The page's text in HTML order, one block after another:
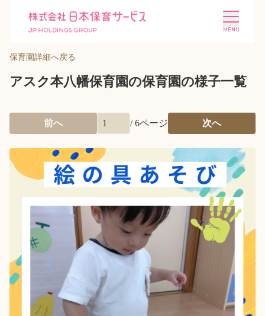
施設を探す 選ばれる理由
会社概要 ニュース
投資家情報 採用情報
Language
保育園詳細へ戻る
アスク本八幡保育園の保育園の様子一覧
前へ /6ページ 次へ